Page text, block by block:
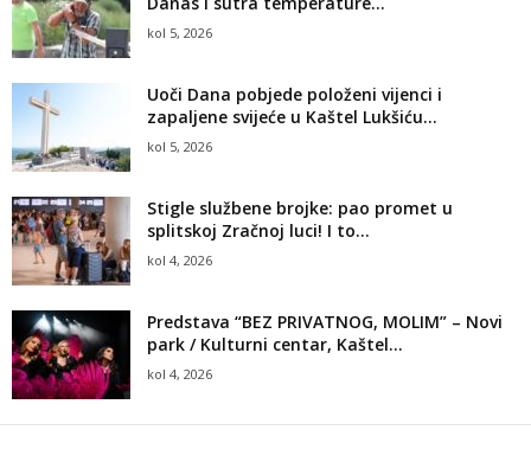
kol 5, 2026
Uoči Dana pobjede položeni vijenci i
zapaljene svijeće u Kaštel Lukšiću...
kol 5, 2026
Stigle službene brojke: pao promet u
splitskoj Zračnoj luci! I to...
kol 4, 2026
Predstava “BEZ PRIVATNOG, MOLIM” – Novi
park / Kulturni centar, Kaštel...
kol 4, 2026